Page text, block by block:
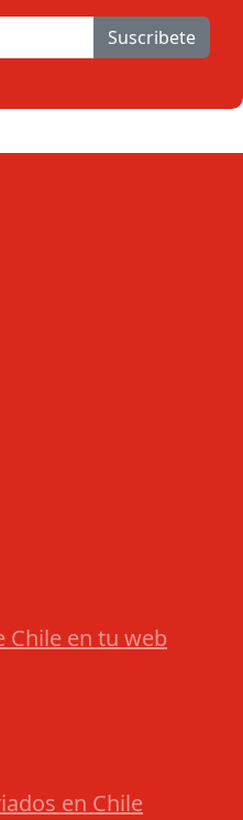
Suscribete
Chile en tu web
en Chile